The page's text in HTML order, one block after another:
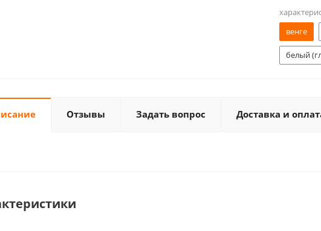
венге
белый
Отзывы Задать вопрос Доставка и